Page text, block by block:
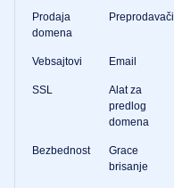
Prodaja
domena
Preprodavači
Vebsajtovi Email
SSL
Alat za
predlog
domena
Bezbednost
Grace
brisanje